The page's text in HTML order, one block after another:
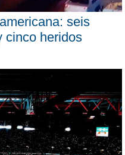
seis
cinco heridos